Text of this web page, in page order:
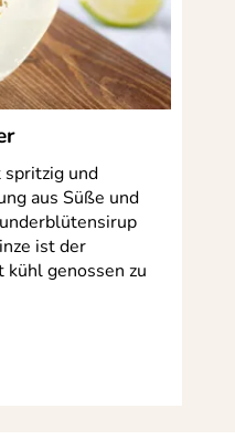
und
aus Süße und
ist der
genossen zu